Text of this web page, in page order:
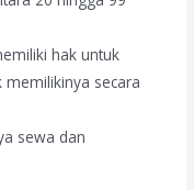
hak untuk
secara
sewa dan